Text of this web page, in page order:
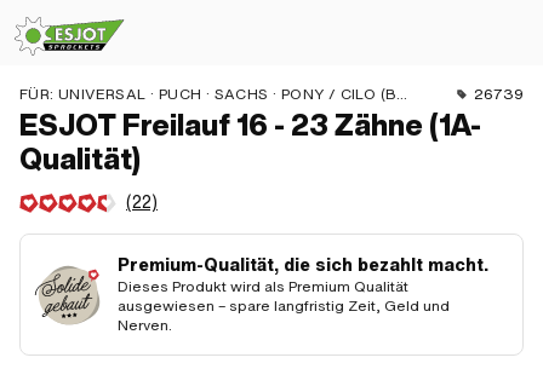
FÜR: UNIVERSAL · PUCH · SACHS · PONY / CILO (BETA 521 & 512) · PIAGGIO 26739
ESJOT Freilauf 16 - 23 Zähne (1A-
Qualität)
(22)
Premium-Qualität, die sich bezahlt macht.
Dieses Produkt wird als Premium Qualität
ausgewiesen – spare langfristig Zeit, Geld und
Nerven.